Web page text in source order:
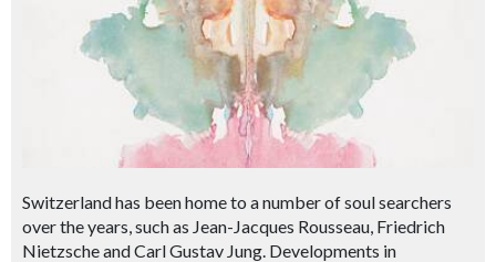
Switzerland has been home to a number of soul searchers
over the years, such as Jean-Jacques Rousseau, Friedrich
Nietzsche and Carl Gustav Jung. Developments in